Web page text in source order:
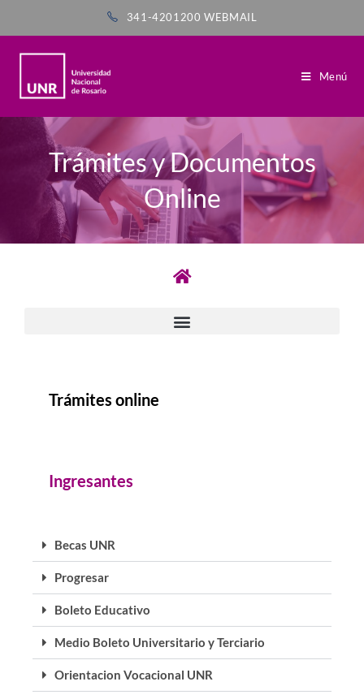
341-4201200WEBMAIL
Menú
Trámites y Documentos
Online
Trámites online
Ingresantes
Becas UNR
Progresar
Boleto Educativo
Medio Boleto Universitario y Terciario
Orientacion Vocacional UNR